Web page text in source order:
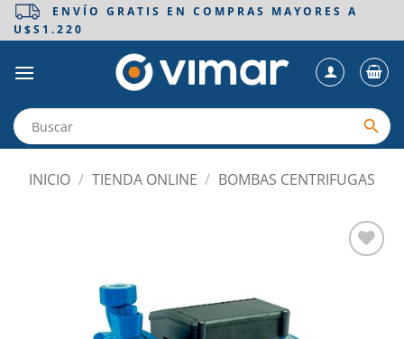
Saltar
ENVÍO GRATIS EN COMPRAS MAYORES A
U$S1.220
INICIO / TIENDA ONLINE / BOMBAS CENTRIFUGAS